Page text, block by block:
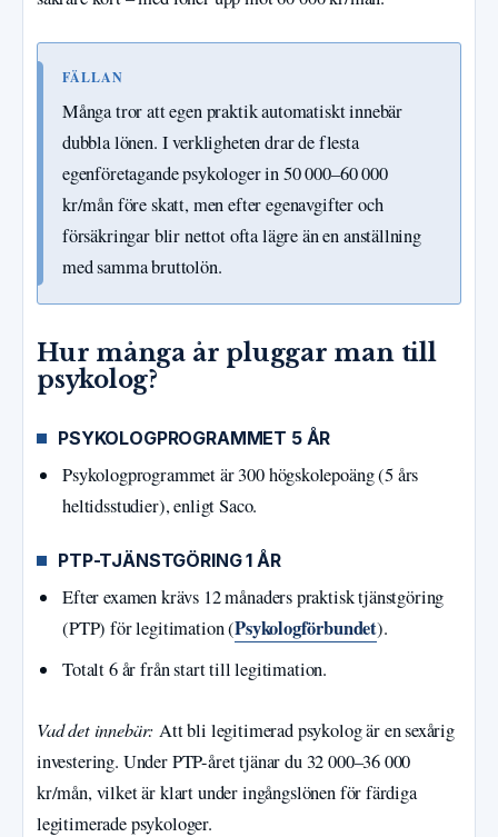
FÄLLAN
Många tror att egen praktik automatiskt innebär
dubbla lönen. I verkligheten drar de flesta
egenföretagande psykologer in 50 000–60 000
kr/mån före skatt, men efter egenavgifter och
försäkringar blir nettot ofta lägre än en anställning
med samma bruttolön.
Hur många år pluggar man till
psykolog?
PSYKOLOGPROGRAMMET 5 ÅR
Psykologprogrammet är 300 högskolepoäng (5 års
heltidsstudier), enligt Saco.
PTP-TJÄNSTGÖRING 1 ÅR
Efter examen krävs 12 månaders praktisk tjänstgöring
(PTP) för legitimation (Psykologförbundet).
Totalt 6 år från start till legitimation.
Vad det innebär: Att bli legitimerad psykolog är en sexårig
investering. Under PTP-året tjänar du 32 000–36 000
kr/mån, vilket är klart under ingångslönen för färdiga
legitimerade psykologer.